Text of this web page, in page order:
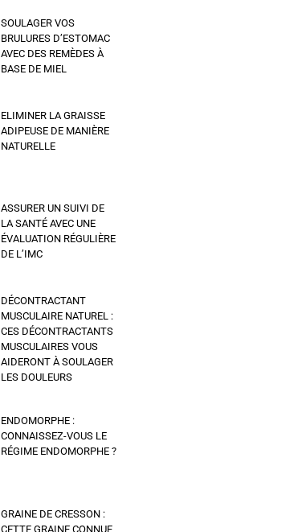
SOULAGER VOS
BRULURES D’ESTOMAC
AVEC DES REMÈDES À
BASE DE MIEL
ELIMINER LA GRAISSE
ADIPEUSE DE MANIÈRE
NATURELLE
ASSURER UN SUIVI DE
LA SANTÉ AVEC UNE
ÉVALUATION RÉGULIÈRE
DE L’IMC
DÉCONTRACTANT
MUSCULAIRE NATUREL :
CES DÉCONTRACTANTS
MUSCULAIRES VOUS
AIDERONT À SOULAGER
LES DOULEURS
ENDOMORPHE :
CONNAISSEZ-VOUS LE
RÉGIME ENDOMORPHE ?
GRAINE DE CRESSON :
CETTE GRAINE CONNUE